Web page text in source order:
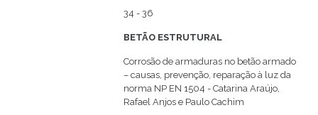
34 - 36
BETÃO ESTRUTURAL
Corrosão de armaduras no betão armado
– causas, prevenção, reparação à luz da
norma NP EN 1504 - Catarina Araújo,
Rafael Anjos e Paulo Cachim